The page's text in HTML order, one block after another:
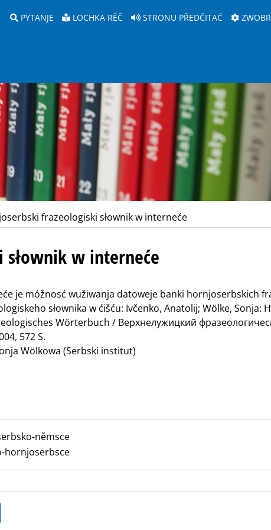
PYTANJE LOCHKA RĚČ STRONU PŘEDČITAĆ
frazeologiski słownik w interneće
w interneće
je móžnosć wužiwanja datoweje banki hornjoserbskich
słownika w ćišću: Ivčenko, Anatolij; Wölke, Sonja:
Wörterbuch / Верхнелужицкий
572 S.
Wölkowa (Serbski institut)
němsce
hornjoserbsce